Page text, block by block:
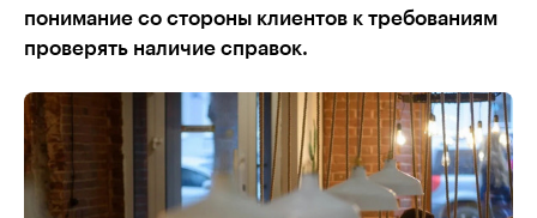
понимание со стороны клиентов к требованиям
проверять наличие справок.